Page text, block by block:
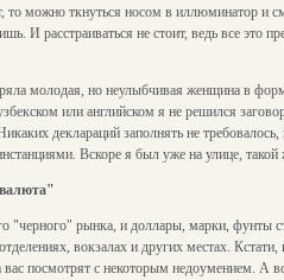
то можно ткнуться носом в иллюминатор и
И расстраиваться не стоит, ведь все
молодая, но неулыбчивая женщина в
или английском я не решился
деклараций заполнять не
Вскоре я был уже на улице,
"черного" рынка, и доллары, марки, фунты
вокзалах и других местах.
вас посмотрят с некоторым недоумением. А